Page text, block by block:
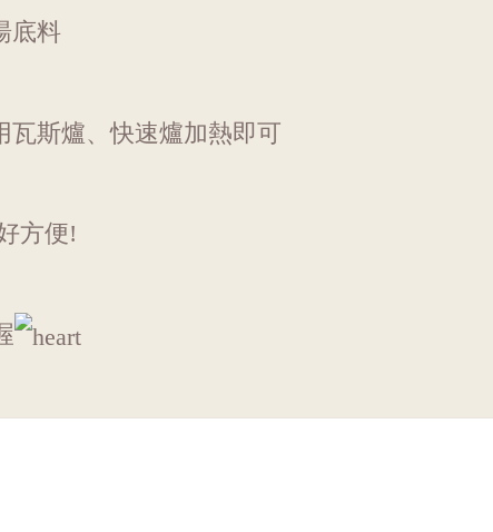
底料
瓦斯爐、快速爐加熱即可
方便!